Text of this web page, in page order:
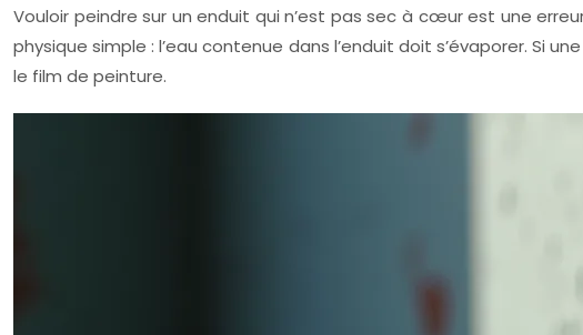
Vouloir peindre sur un enduit qui n’est pas sec à cœur est une
physique simple : l’eau contenue dans l’enduit doit s’évaporer. Si
le film de peinture.